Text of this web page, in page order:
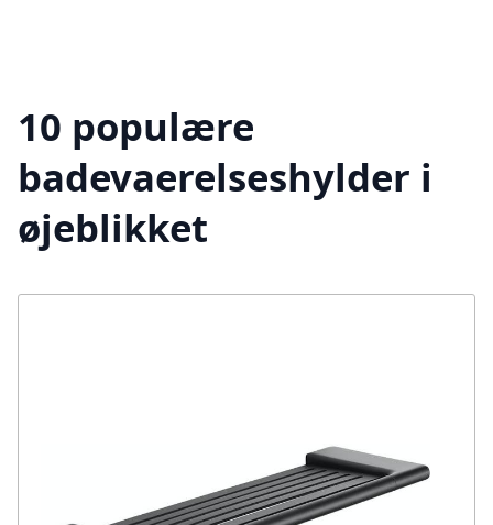
10 populære
badevaerelseshylder i
øjeblikket